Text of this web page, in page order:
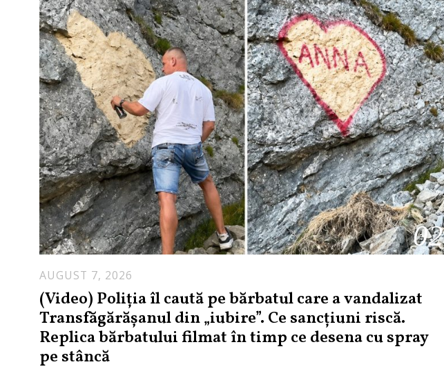
02
AUGUST 7, 2026
U
G
U
S
(Video) Poliția îl caută pe bărbatul care a vandalizat
Transfăgărășanul din „iubire”. Ce sancțiuni riscă.
Replica bărbatului filmat în timp ce desena cu spray
pe stâncă